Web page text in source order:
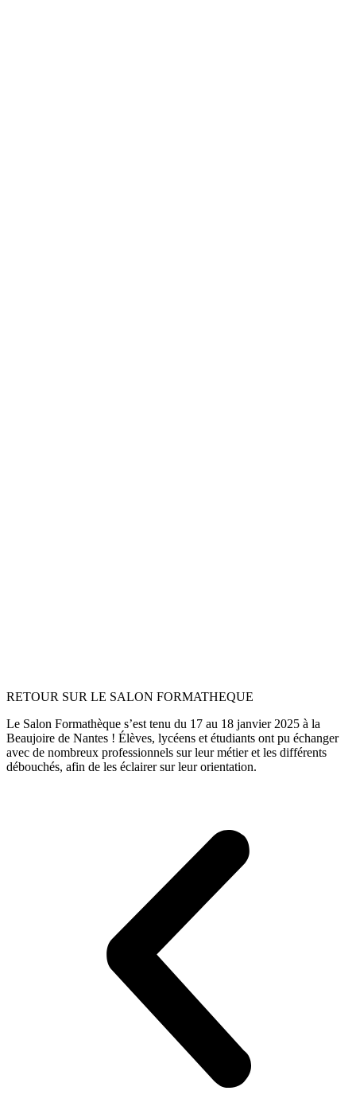
RETOUR SUR LE SALON FORMATHEQUE
Le Salon Formathèque s’est tenu du 17 au 18 janvier 2025 à la
Beaujoire de Nantes ! Élèves, lycéens et étudiants ont pu échanger
avec de nombreux professionnels sur leur métier et les différents
débouchés, afin de les éclairer sur leur orientation.